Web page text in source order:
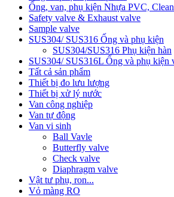
Ống, van, phụ kiện Nhựa PVC,
Safety valve & Exhaust valve
Sample valve
SUS304/ SUS316 Ống và phụ kiện
SUS304/SUS316 Phụ kiện hàn
SUS304/ SUS316L Ống và phụ kiện
Tất cả sản phẩm
Thiết bị đo lưu lượng
Thiết bị xử lý nước
Van công nghiệp
Van tự động
Van vi sinh
Ball Vavle
Butterfly valve
Check valve
Diaphragm valve
Vật tư phụ, ron...
Vỏ màng RO